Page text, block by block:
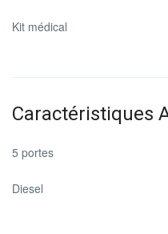
Kit médical
Caractéristiques
5 portes
Diesel